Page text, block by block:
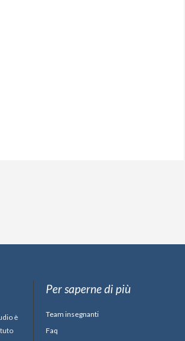
è
Per saperne di più
Team insegnanti
Faq